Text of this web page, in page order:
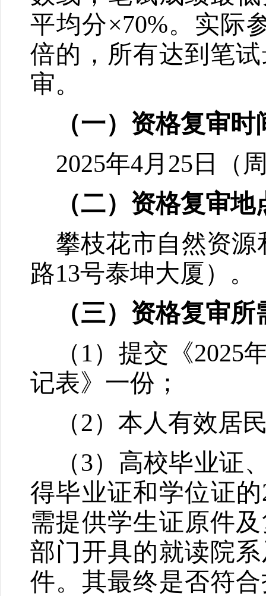
平均分×70%。实际
倍的，所有达到笔
审。
（一）资格复审时
2025年4月 25 日（
（二）资格复审地
攀枝花市自然资源
路13号泰坤大厦）。
（三）资格复审所
（1）提交《2025
记表》一份；
（2）本人有效居
（3）高校毕业证
得毕业证和学位证的
需提供学生证原件
部门开具的就读院
件。其最终是否符